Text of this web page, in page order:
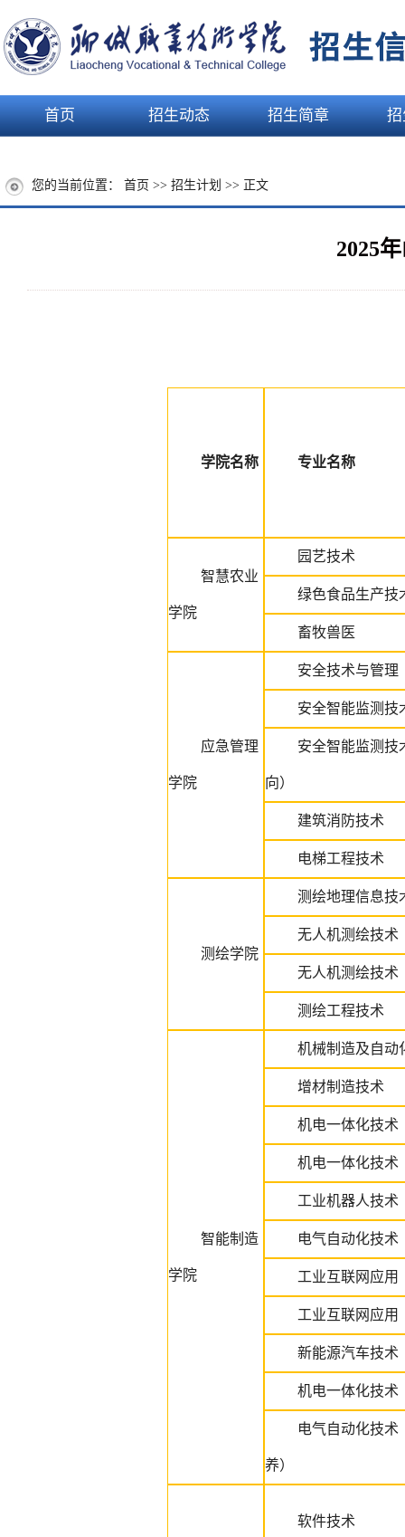
首页 招生动态 招生简章
您的当前位置： 首页 >> 招生计划 >> 正文
2025
学院名称 专业名称
智慧农业
学院
园艺技术
绿色食品生产技
畜牧兽医
应急管理
学院
安全技术与管理
安全智能监测技
安全智能监测技
向）
建筑消防技术
电梯工程技术
测绘学院
测绘地理信息技
无人机测绘技术
无人机测绘技术
测绘工程技术
智能制造
学院
机械制造及自动
增材制造技术
机电一体化技术
机电一体化技术
工业机器人技术
电气自动化技术
工业互联网应用
工业互联网应用
新能源汽车技术
机电一体化技术
电气自动化技术
养）
软件技术